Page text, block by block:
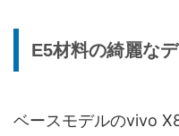
E5材料の綺麗な
ベースモデルのvivo